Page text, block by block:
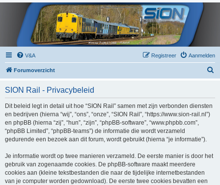
V&A Aanmelden
Registreer
Forumoverzicht
SION Rail - Privacybeleid
Dit beleid legt in detail uit hoe “SION Rail” samen met zijn verbonden diensten
en bedrijven (hierna “wij”, “ons”, “onze”, “SION Rail”, “https://www.sion-rail.nl”)
en phpBB (hierna “zij”, “hun”, “zijn”, “phpBB-software”, “www.phpbb.com”,
“phpBB Limited”, “phpBB-teams”) de informatie die wordt verzameld
gedurende een bezoek aan dit forum, wordt gebruikt (hierna “je informatie”).
Je informatie wordt op twee manieren verzameld. De eerste manier is door het
gebruik van zogenaamde cookies. De phpBB-software maakt meerdere
cookies aan (kleine tekstbestanden die naar de tijdelijke internetbestanden
van je computer worden gedownload). De eerste twee cookies bevatten een